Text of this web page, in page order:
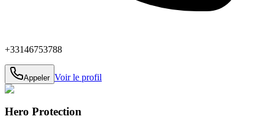
+33146753788
Appeler Voir le profil
Hero Protection